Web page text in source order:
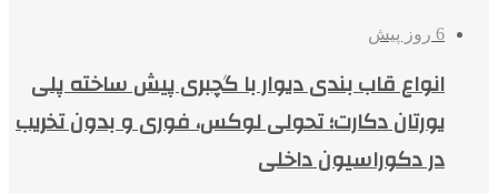
6 روز پیش
انواع قاب بندی دیوار با گچبری پیش ساخته پلی
یورتان دکارت؛ تحولی لوکس، فوری و بدون تخریب
در دکوراسیون داخلی